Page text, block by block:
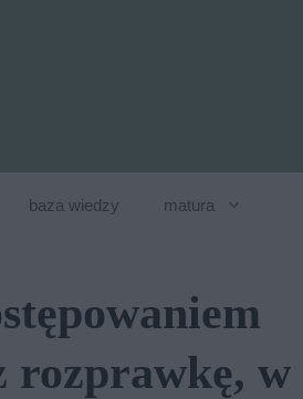
baza wiedzy matura
rozprawkę, w